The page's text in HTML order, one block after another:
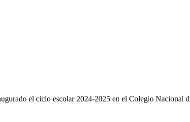
el ciclo escolar 2024-2025 en el Colegio